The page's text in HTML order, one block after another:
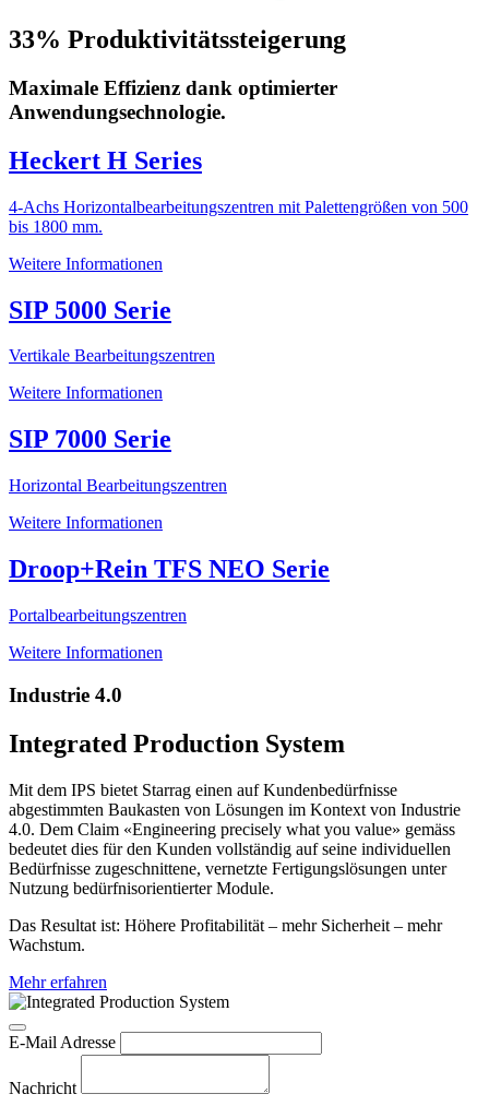
33% Produktivitätssteigerung
Maximale Effizienz dank optimierter
Anwendungsechnologie.
Heckert H Series
4-Achs Horizontalbearbeitungszentren mit Palettengrößen von 500
bis 1800 mm.
Weitere Informationen
SIP 5000 Serie
Vertikale Bearbeitungszentren
Weitere Informationen
SIP 7000 Serie
Horizontal Bearbeitungszentren
Weitere Informationen
Droop+Rein TFS NEO Serie
Portalbearbeitungszentren
Weitere Informationen
Industrie 4.0
Integrated Production System
Mit dem IPS bietet Starrag einen auf Kundenbedürfnisse
abgestimmten Baukasten von Lösungen im Kontext von Industrie
4.0. Dem Claim «Engineering precisely what you value» gemäss
bedeutet dies für den Kunden vollständig auf seine individuellen
Bedürfnisse zugeschnittene, vernetzte Fertigungslösungen unter
Nutzung bedürfnisorientierter Module.
Das Resultat ist: Höhere Profitabilität – mehr Sicherheit – mehr
Wachstum.
Mehr erfahren
E-Mail Adresse
Nachricht